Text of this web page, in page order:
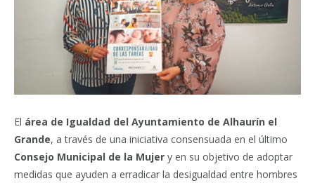
El área de Igualdad del Ayuntamiento de Alhaurín el
Grande, a través de una iniciativa consensuada en el último
Consejo Municipal de la Mujer y en su objetivo de adoptar
medidas que ayuden a erradicar la desigualdad entre hombres